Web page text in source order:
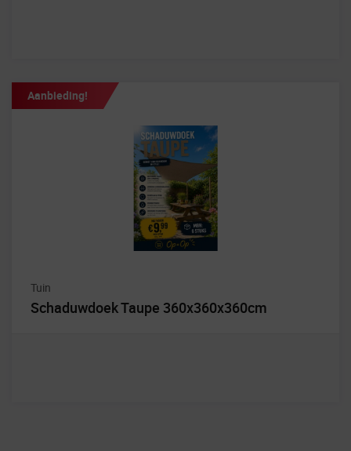
Aanbieding!
Tuin
Schaduwdoek Taupe 360x360x360cm